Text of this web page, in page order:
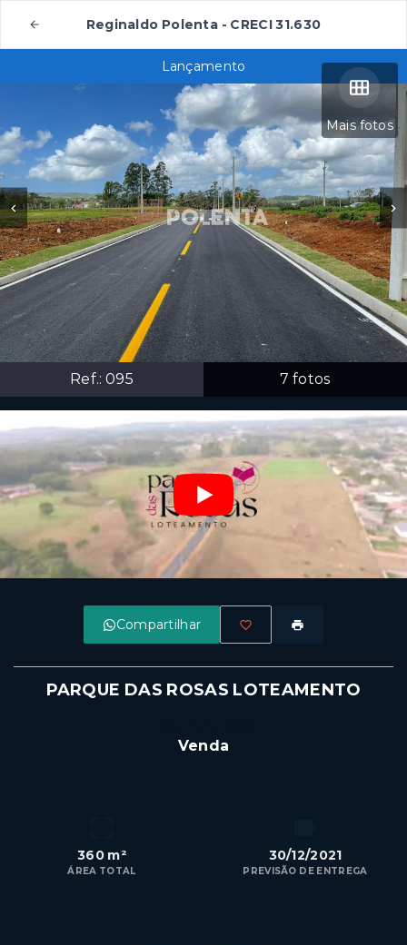
Reginaldo Polenta - CRECI 31.630
Mais fotos
Ref.:095 7 fotos
Lançamento
Compartilhar
PARQUE DAS ROSAS LOTEAMENTO
Venda
360 m²
ÁREA TOTAL
30/12/2021
PREVISÃO DE ENTREGA